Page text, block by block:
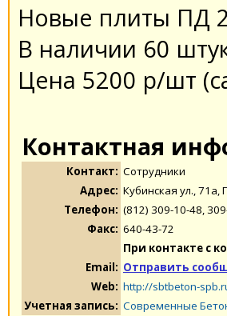
Новые плиты ПД
В наличии 60
Цена 5200 р/шт
Контактная
Контакт: Сотрудники
Адрес: Кубинская ул., 71а,
Телефон: (812) 309-10-48,
Факс: 640-43-72
При контакте с
Email: Отправить
Web: http://sbtbeton-
Учетная запись: Современные